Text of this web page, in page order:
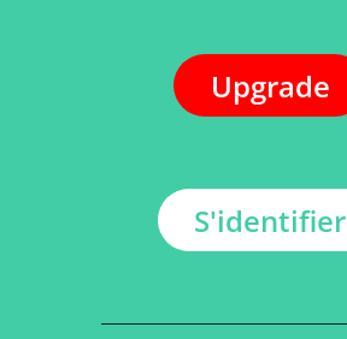
Upgrade
S'identifier